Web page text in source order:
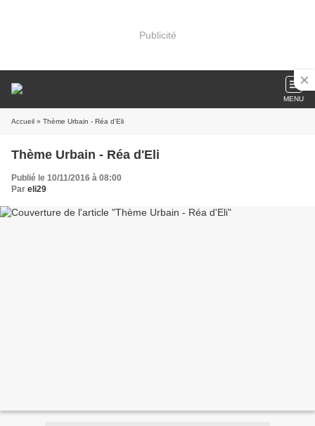
Publicité
MENU
Accueil » Thème Urbain - Réa d'Eli
Thème Urbain - Réa d'Eli
Publié le 10/11/2016 à 08:00
Par eli29